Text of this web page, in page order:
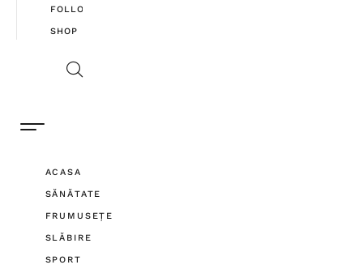
FOLLOW
SHOP
ACASA
SĂNĂTATE
FRUMUSEȚE
SLĂBIRE
SPORT